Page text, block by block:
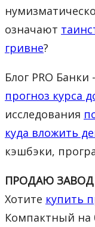
означают
гривне?
Блог PRO
прогноз курса
исследования
куда вложить
кэшбэки,
ПРОДАЮ ЗАВОД
Хотите купить
Компактный на